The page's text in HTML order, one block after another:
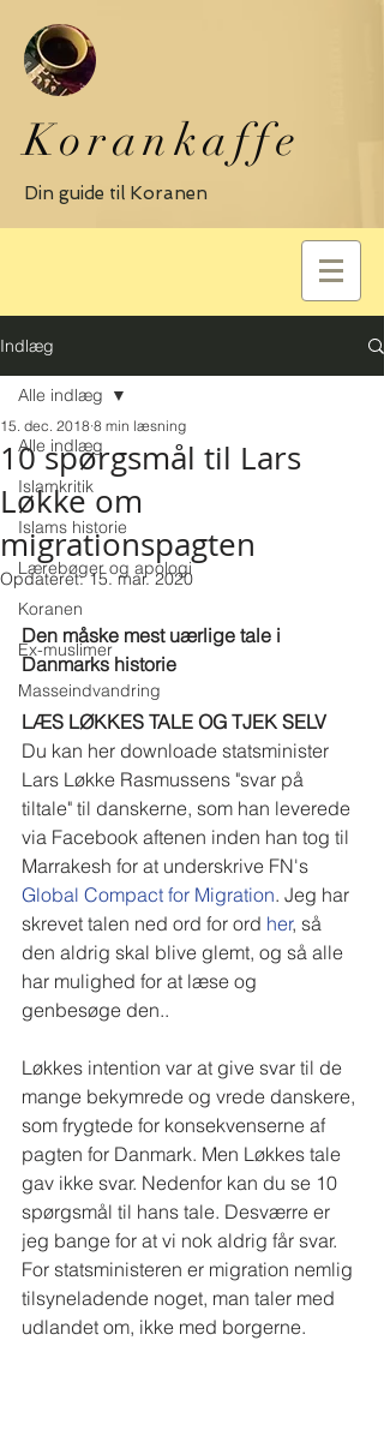
Korankaffe
Din guide til Koranen
Indlæg
Alle indlæg
Islamkritik
Islams historie
Lærebøger og apologi
Koranen
Ex-muslimer
Masseindvandring
Alle indlæg
10 spørgsmål til Lars
Løkke om
migrationspagten
15. dec. 2018 8 min læsning
Opdateret:15. mar. 2020
Den måske mest uærlige tale i
Danmarks historie
LÆS LØKKES TALE OG TJEK SELV
Du kan her downloade statsminister
Lars Løkke Rasmussens "svar på
tiltale" til danskerne, som han leverede
via Facebook aftenen inden han tog til
Marrakesh for at underskrive FN's
Global Compact for Migration. Jeg har
skrevet talen ned ord for ord her, så
den aldrig skal blive glemt, og så alle
har mulighed for at læse og
genbesøge den..
Løkkes intention var at give svar til de
mange bekymrede og vrede danskere,
som frygtede for konsekvenserne af
pagten for Danmark. Men Løkkes tale
gav ikke svar. Nedenfor kan du se 10
spørgsmål til hans tale. Desværre er
jeg bange for at vi nok aldrig får svar.
For statsministeren er migration nemlig
tilsyneladende noget, man taler med
udlandet om, ikke med borgerne.